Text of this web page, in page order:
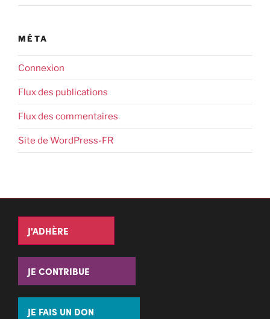
MÉTA
Connexion
Flux des publications
Flux des commentaires
Site de WordPress-FR
J'ADHÈRE
JE CONTRIBUE
JE FAIS UN DON